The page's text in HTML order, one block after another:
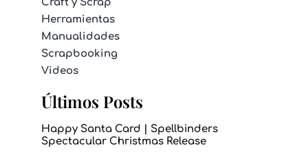
Herramientas
Manualidades
Scrapbooking
Videos
Últimos Posts
Happy Santa Card | Spellbinders
Spectacular Christmas Release